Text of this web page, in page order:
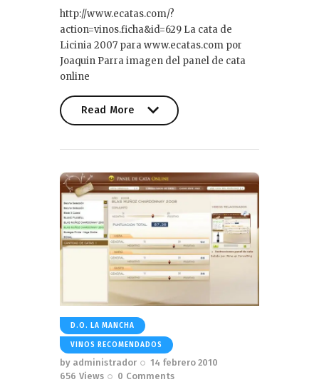
http://www.ecatas.com/?
action=vinos.ficha&id=629 La cata de
Licinia 2007 para www.ecatas.com por
Joaquin Parra imagen del panel de cata
online
Read More
D.O. LA MANCHA
VINOS RECOMENDADOS
by administrador
14 febrero 2010
656 Views 0 Comments